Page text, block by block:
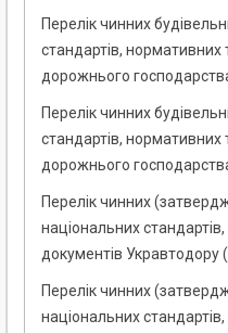
Перелік чинних
стандартів, нормативних
дорожнього
Перелік чинних
стандартів, нормативних
дорожнього
Перелік чинних
національних
документів Укравтодору
Перелік чинних
національних